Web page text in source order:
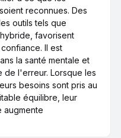
reconnues. Des
outils tels que
favorisent
Il est
la santé mentale et
de l'erreur. Lorsque les
besoins sont pris au
équilibre, leur
augmente